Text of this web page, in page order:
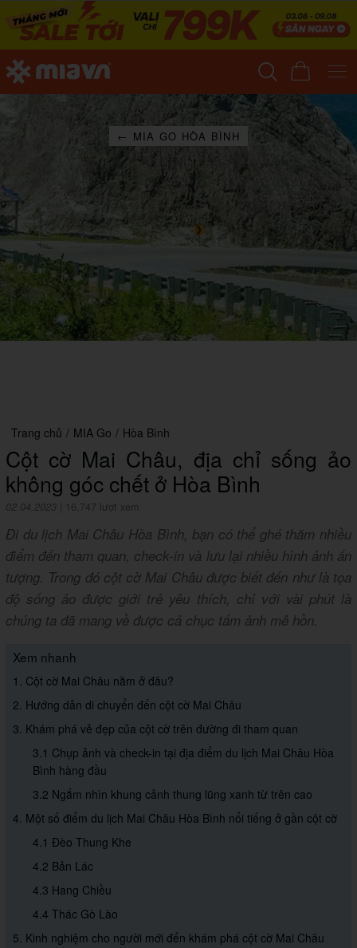
← MIA GO HÒA BÌNH
Trang chủ / MIA Go / Hòa Bình
Cột cờ Mai Châu, địa chỉ sống ảo
không góc chết ở Hòa Bình
02.04.2023 16,747 lượt xem
Đi du lịch Mai Châu Hòa Bình, bạn có thể ghé thăm nhiều
điểm đến tham quan, check-in và lưu lại nhiều hình ảnh ấn
tượng. Trong đó cột cờ Mai Châu được biết đến như là tọa
độ sống ảo được giới trẻ yêu thích, chỉ với vài phút là
chúng ta đã mang về được cả chục tấm ảnh mê hồn.
Xem nhanh
1. Cột cờ Mai Châu nằm ở đâu?
2. Hướng dẫn di chuyển đến cột cờ Mai Châu
3. Khám phá vẻ đẹp của cột cờ trên đường đi tham quan
3.1 Chụp ảnh và check-in tại địa điểm du lịch Mai Châu Hòa
Bình hàng đầu
3.2 Ngắm nhìn khung cảnh thung lũng xanh từ trên cao
4. Một số điểm du lịch Mai Châu Hòa Bình nổi tiếng ở gần cột cờ
4.1 Đèo Thung Khe
4.2 Bản Lác
4.3 Hang Chiều
4.4 Thác Gò Lào
5. Kinh nghiệm cho người mới đến khám phá cột cờ Mai Châu